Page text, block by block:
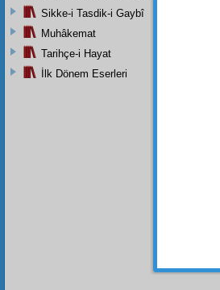
Sikke-i Tasdik-i Gaybî
Muhâkemat
Tarihçe-i Hayat
İlk Dönem Eserleri